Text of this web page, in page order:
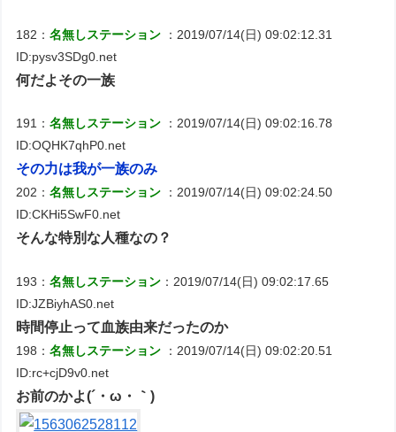
182：名無しステーション
：2019/07/14(日) 09:02:12.31
ID:pysv3SDg0.net
何だよその一族
191：名無しステーション
：2019/07/14(日) 09:02:16.78
ID:OQHK7qhP0.net
その力は我が一族のみ
202：名無しステーション
：2019/07/14(日) 09:02:24.50
ID:CKHi5SwF0.net
そんな特別な人種なの？
193：名無しステーション ：2019/07/14(日) 09:02:17.65
ID:JZBiyhAS0.net
時間停止って血族由来だったのか
198：名無しステーション
：2019/07/14(日) 09:02:20.51
ID:rc+cjD9v0.net
お前のかよ(´・ω・｀)